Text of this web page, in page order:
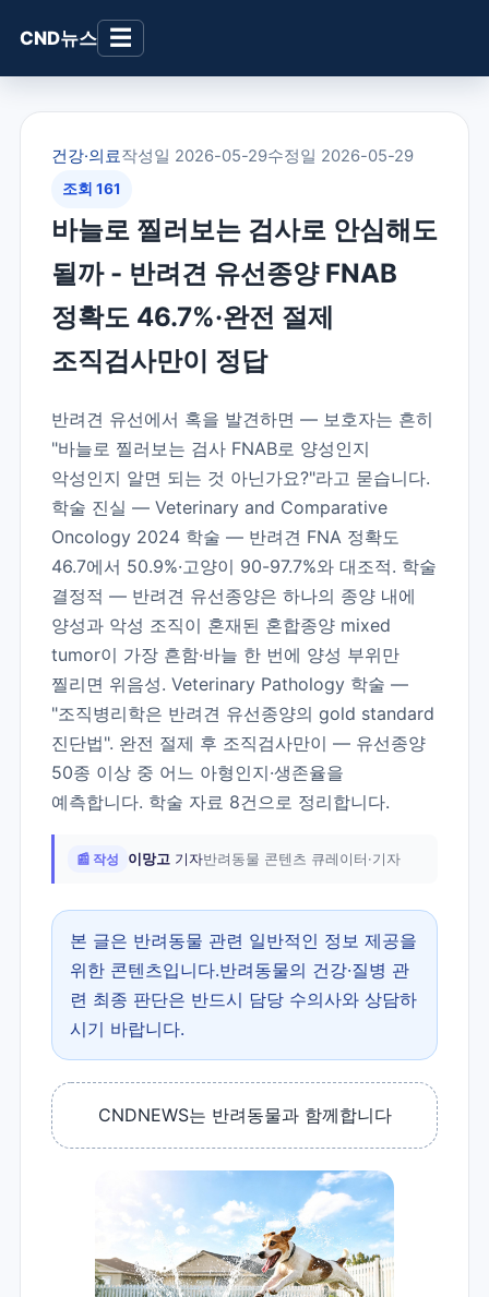
CND뉴스 ☰
건강·의료작성일 2026-05-29수정일 2026-05-29
조회 161
바늘로 찔러보는 검사로 안심해도
될까 - 반려견 유선종양 FNAB
정확도 46.7%·완전 절제
조직검사만이 정답
반려견 유선에서 혹을 발견하면 — 보호자는 흔히
"바늘로 찔러보는 검사 FNAB로 양성인지
악성인지 알면 되는 것 아닌가요?"라고 묻습니다.
학술 진실 — Veterinary and Comparative
Oncology 2024 학술 — 반려견 FNA 정확도
46.7에서 50.9%·고양이 90-97.7%와 대조적. 학술
결정적 — 반려견 유선종양은 하나의 종양 내에
양성과 악성 조직이 혼재된 혼합종양 mixed
tumor이 가장 흔함·바늘 한 번에 양성 부위만
찔리면 위음성. Veterinary Pathology 학술 —
"조직병리학은 반려견 유선종양의 gold standard
진단법". 완전 절제 후 조직검사만이 — 유선종양
50종 이상 중 어느 아형인지·생존율을
예측합니다. 학술 자료 8건으로 정리합니다.
📰 작성 이망고 기자반려동물 콘텐츠 큐레이터·기자
본 글은 반려동물 관련 일반적인 정보 제공을
위한 콘텐츠입니다.반려동물의 건강·질병 관
련 최종 판단은 반드시 담당 수의사와 상담하
시기 바랍니다.
CNDNEWS는 반려동물과 함께합니다